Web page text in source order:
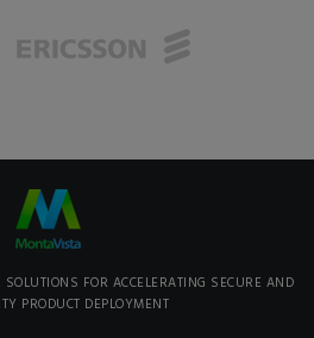
FOR ACCELERATING SECURE AND
PRODUCT DEPLOYMENT